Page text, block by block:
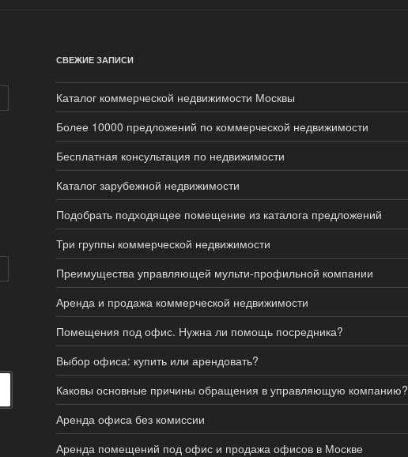
СВЕЖИЕ ЗАПИСИ
Каталог коммерческой недвижимости Москвы
Более 10000 предложений по коммерческой недвижимости
Бесплатная консультация по недвижимости
Каталог зарубежной недвижимости
Подобрать подходящее помещение из каталога предложений
Три группы коммерческой недвижимости
Преимущества управляющей мульти-профильной компании
Аренда и продажа коммерческой недвижимости
Помещения под офис. Нужна ли помощь посредника?
Выбор офиса: купить или арендовать?
Каковы основные причины обращения в управляющую компанию?
Аренда офиса без комиссии
Аренда помещений под офис и продажа офисов в Москве